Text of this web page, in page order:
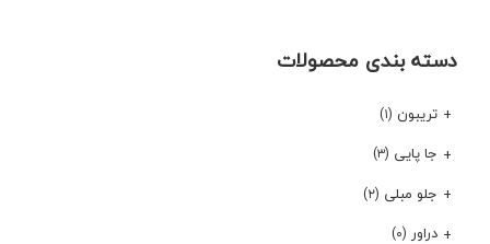
دسته بندی محصولات
تریبون (۱)
جا پایی (۳)
جلو مبلی (۲)
دراور (۰)